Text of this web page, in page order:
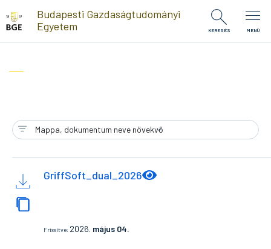
Ugrás a tartalomra
Budapesti Gazdaságtudományi
Egyetem
KERESÉS MENÜ
GriffSoft_dual_2026
Frissítve: 2026. május 04.